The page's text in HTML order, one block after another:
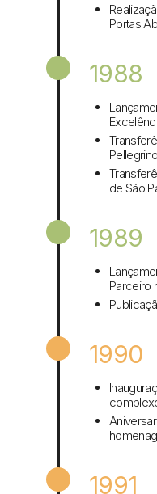
Portas
1988
de São
1989
Parceiro
1990
1991